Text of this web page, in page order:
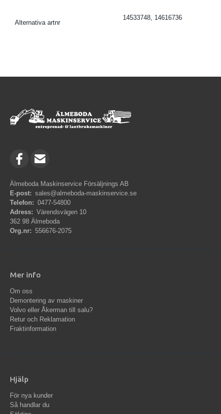
Alternativa artnr
14533748, 14616736
Älmeboda Maskinservice Försäljnings AB
E-post: sales@almeboda-maskinservice.se
Telefon: 0477-54800
Adress: Värendsvägen 10
362 98 Älmeboda
Org.nr: 556676-2075
Mer info
Om oss
Demontering av maskiner
Volvo eller Åkerman till salu?
Retur och Reklamation
Fraktinformation
Hjälp
För nya kunder
Så handlar du